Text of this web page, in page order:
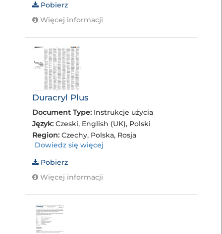
Pobierz
Więcej informacji
Duracryl Plus
Document Type: Instrukcje użycia
Język: Czeski, English (UK), Polski
Region: Czechy, Polska, Rosja
Dowiedz się więcej
Pobierz
Więcej informacji